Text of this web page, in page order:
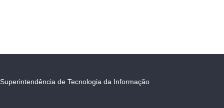
Superintendência de Tecnologia da Informação